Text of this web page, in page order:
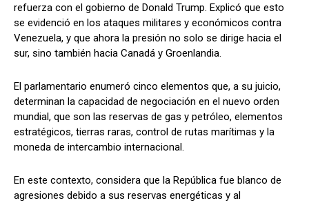
refuerza con el gobierno de Donald Trump. Explicó que esto
se evidenció en los ataques militares y económicos contra
Venezuela, y que ahora la presión no solo se dirige hacia el
sur, sino también hacia Canadá y Groenlandia.
El parlamentario enumeró cinco elementos que, a su juicio,
determinan la capacidad de negociación en el nuevo orden
mundial, que son las reservas de gas y petróleo, elementos
estratégicos, tierras raras, control de rutas marítimas y la
moneda de intercambio internacional.
En este contexto, considera que la República fue blanco de
agresiones debido a sus reservas energéticas y al